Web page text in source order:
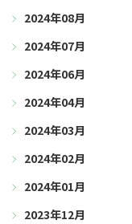
2024年08月
2024年07月
2024年06月
2024年04月
2024年03月
2024年02月
2024年01月
2023年12月